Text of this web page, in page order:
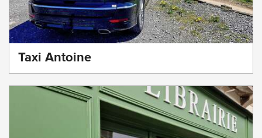
Taxi Antoine